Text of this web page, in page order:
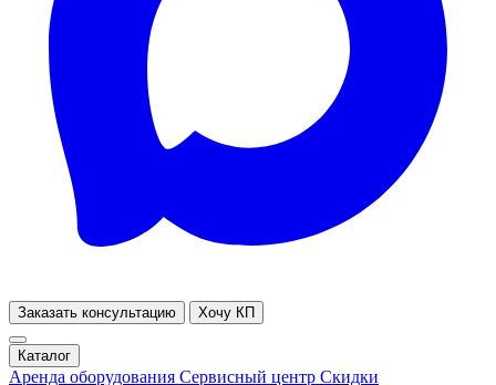
Заказать консультацию Хочу КП
Каталог
Аренда оборудования Сервисный центр Скидки